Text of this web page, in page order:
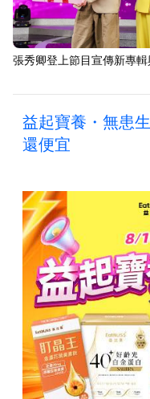
張秀卿登上節目宣傳新專輯
益起寶養・無患
還便宜